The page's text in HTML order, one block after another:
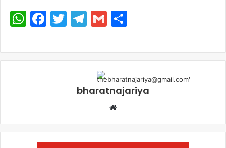
WhatsApp
Facebook
Twitter
Telegram
Gmail
bharatnajariya